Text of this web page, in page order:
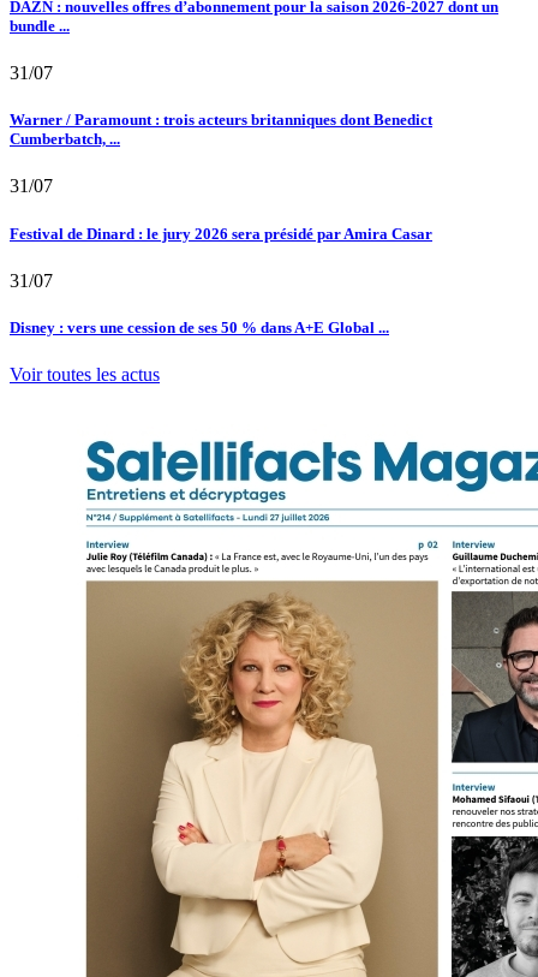
DAZN : nouvelles offres d’abonnement pour la saison 2026-2027 dont un
bundle ...
31/07
Warner / Paramount : trois acteurs britanniques dont Benedict
Cumberbatch, ...
31/07
Festival de Dinard : le jury 2026 sera présidé par Amira Casar
31/07
Disney : vers une cession de ses 50 % dans A+E Global ...
Voir toutes les actus